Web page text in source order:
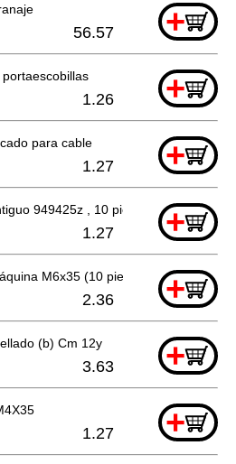
+
56.57
+
1.26
para cable +
1.27
949425z , 10 piezas) +
1.27
M6x35 (10 piezas) +
2.36
(b) Cm 12y +
3.63
+
1.27